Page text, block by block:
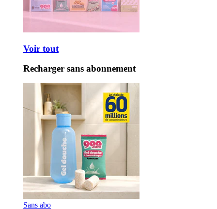
Voir tout
Recharger sans abonnement
Sans abo